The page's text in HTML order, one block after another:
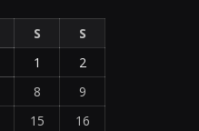
S
S
1
2
8
9
15
16